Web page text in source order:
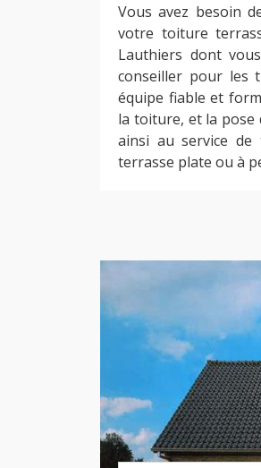
Vous avez besoin
votre toiture
Lauthiers dont
conseiller pour les
équipe fiable et
la toiture, et la pose
ainsi au service de
terrasse plate ou à